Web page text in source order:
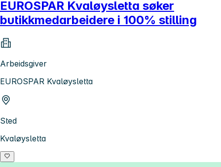
EUROSPAR Kvaløysletta søker
butikkmedarbeidere i 100% stilling
Arbeidsgiver
EUROSPAR Kvaløysletta
Sted
Kvaløysletta